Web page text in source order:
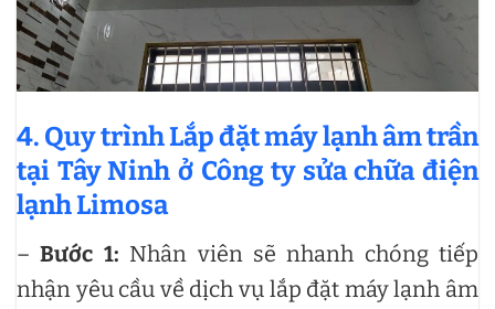
4. Quy trình Lắp đặt máy lạnh âm trần
tại Tây Ninh ở Công ty sửa chữa điện
lạnh Limosa
–Bước 1: Nhân viên sẽ nhanh chóng tiếp
nhận yêu cầu về dịch vụ lắp đặt máy lạnh âm